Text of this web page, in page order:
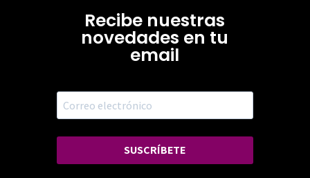
Recibe nuestras
novedades en tu
email
SUSCRÍBETE